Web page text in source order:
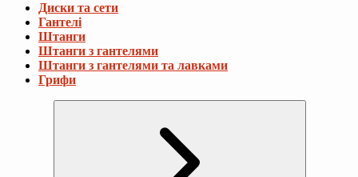
Диски та сети
Гантелі
Штанги
Штанги з гантелями
Штанги з гантелями та лавками
Грифи